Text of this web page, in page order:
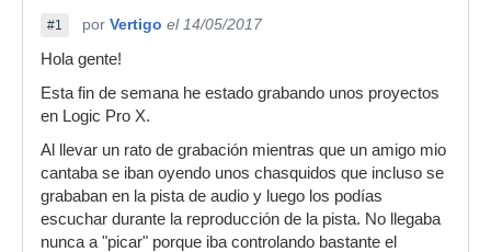
#1 por Vertigo el 14/05/2017
Hola gente!
Esta fin de semana he estado grabando unos proyectos
en Logic Pro X.
Al llevar un rato de grabación mientras que un amigo mio
cantaba se iban oyendo unos chasquidos que incluso se
grababan en la pista de audio y luego los podías
escuchar durante la reproducción de la pista. No llegaba
nunca a "picar" porque iba controlando bastante el